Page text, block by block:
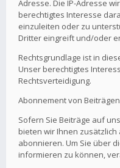
Adresse. Die IP-Adresse
berechtigtes Interesse
einzuleiten oder zu
Dritter eingreift und/oder
Rechtsgrundlage ist in
Unser berechtigtes
Rechtsverteidigung.
Abonnement von Beiträgen
Sofern Sie Beiträge auf
bieten wir Ihnen zusätzlich
abonnieren. Um Sie über
informieren zu können,